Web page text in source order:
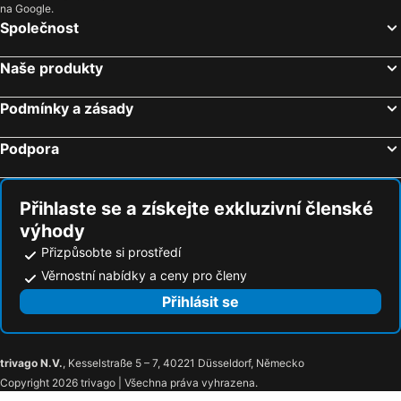
Hotely Mýto pod Ďumbierom
Hotely Hodruša
Hotely Dúbravy
na Google.
Společnost
Naše produkty
Podmínky a zásady
Podpora
Přihlaste se a získejte exkluzivní členské
výhody
Přizpůsobte si prostředí
Věrnostní nabídky a ceny pro členy
Přihlásit se
trivago N.V., Kesselstraße 5 – 7, 40221 Düsseldorf, Německo
Copyright 2026 trivago | Všechna práva vyhrazena.